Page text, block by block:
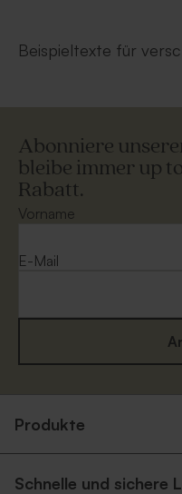
Beispieltexte für
Abonniere
bleibe immer up
Rabatt.
Vorname
E-Mail
Produkte
Schnelle und sichere